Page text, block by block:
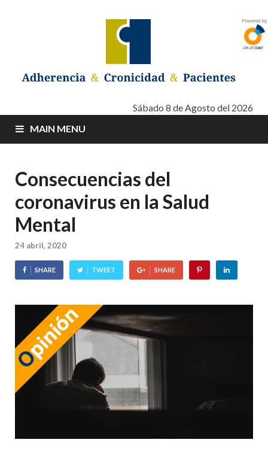
Adherencia –
Cronicidad –
Pacientes
Adherencia – Cronicidad – PacientesSábado 8 de Agosto del 2026
MAIN MENU
Consecuencias del
coronavirus en la Salud
Mental
24 abril, 2020
SHARE TWEET SHARE